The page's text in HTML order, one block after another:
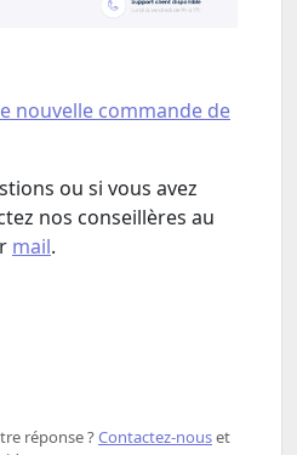
nouvelle commande de
ou si vous avez
nos conseillères au
mail.
réponse ? Contactez-nous​ et